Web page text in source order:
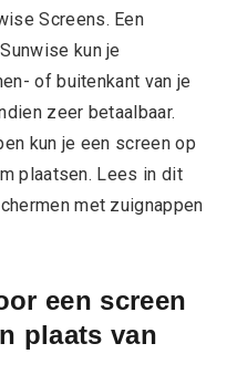
Screens. Een
kun je
of buitenkant van je
zeer betaalbaar.
kun je een screen op
plaatsen. Lees in dit
met zuignappen
een screen
plaats van